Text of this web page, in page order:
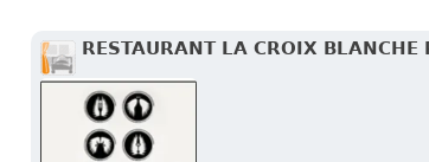
RESTAURANT LA CROIX BLANCHE